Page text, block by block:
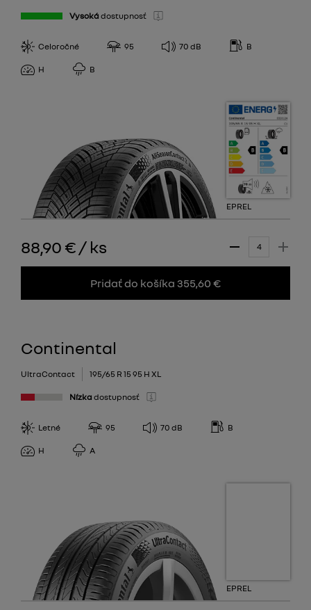
Vysoká dostupnosť
Celoročné 95 70 dB B
H B
EPREL
88,90 € / ks
Pridať do košíka 355,60 €
Continental
UltraContact 195/65 R 15 95 H XL
Nízka dostupnosť
Letné 95 70 dB B
H A
EPREL